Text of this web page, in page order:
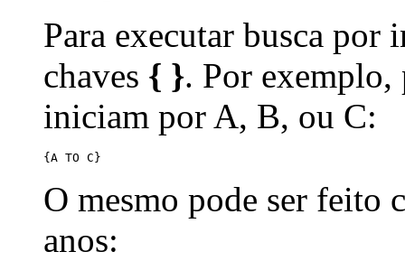
Para executar busca por
chaves { }. Por exemplo,
iniciam por A, B, ou C:
{A TO C}
O mesmo pode ser feito
anos: